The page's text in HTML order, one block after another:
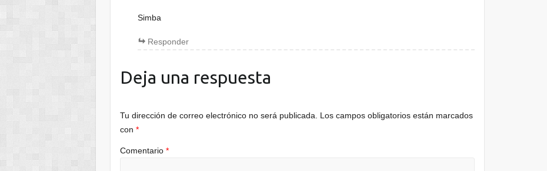
Simba
Responder
Deja una respuesta
Tu dirección de correo electrónico no será publicada.
Los campos obligatorios están marcados
con*
Comentario*